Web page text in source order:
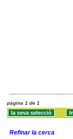
pàgina 1 de 1
Refinar la cerca